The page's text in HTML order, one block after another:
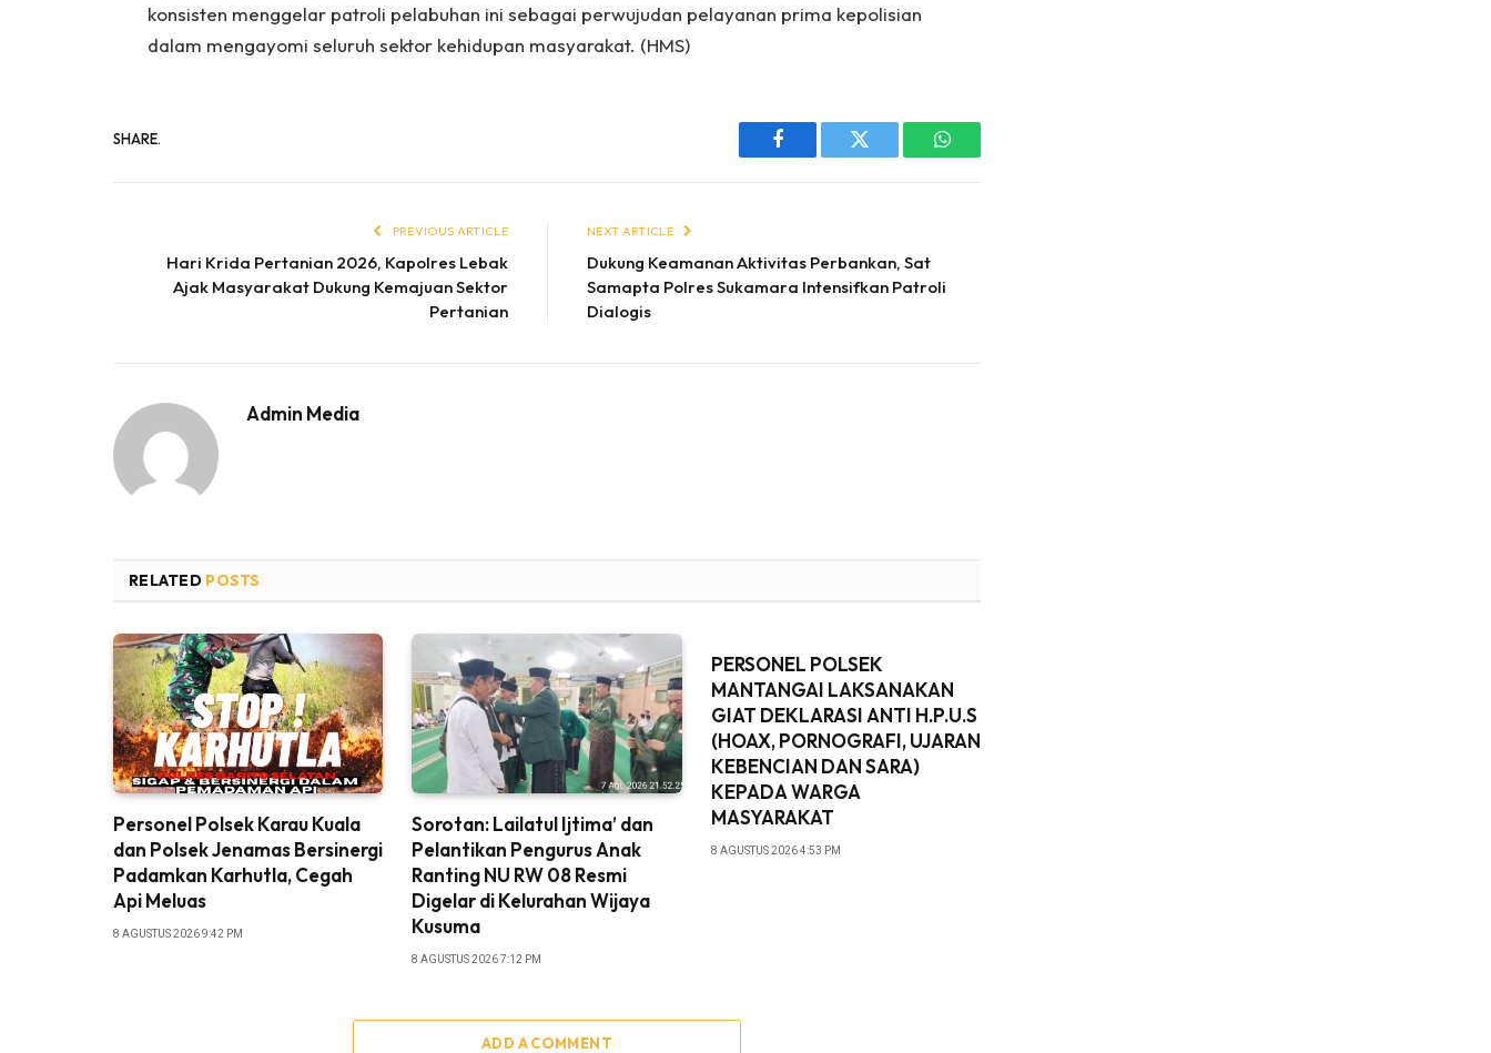
konsisten menggelar patroli pelabuhan ini sebagai perwujudan pelayanan prima kepolisian
dalam mengayomi seluruh sektor kehidupan masyarakat. (HMS)
SHARE.
Facebook Twitter WhatsApp
PREVIOUS ARTICLE
Hari Krida Pertanian 2026, Kapolres Lebak
Ajak Masyarakat Dukung Kemajuan Sektor
Pertanian
NEXT ARTICLE
Dukung Keamanan Aktivitas Perbankan, Sat
Samapta Polres Sukamara Intensifkan Patroli
Dialogis
Admin Media
RELATED POSTS
Personel Polsek Karau Kuala
dan Polsek Jenamas Bersinergi
Padamkan Karhutla, Cegah
Api Meluas
8 AGUSTUS 2026 9:42 PM
Sorotan: Lailatul Ijtima’ dan
Pelantikan Pengurus Anak
Ranting NU RW 08 Resmi
Digelar di Kelurahan Wijaya
Kusuma
8 AGUSTUS 2026 7:12 PM
PERSONEL POLSEK
MANTANGAI LAKSANAKAN
GIAT DEKLARASI ANTI H.P.U.S
(HOAX, PORNOGRAFI, UJARAN
KEBENCIAN DAN SARA)
KEPADA WARGA
MASYARAKAT
8 AGUSTUS 2026 4:53 PM
ADD A COMMENT